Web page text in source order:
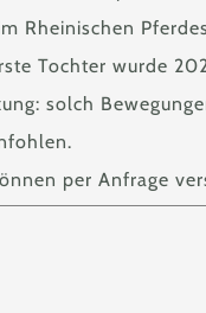
Rheinischen
Tochter wurde
solch
per Anfrage